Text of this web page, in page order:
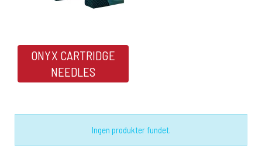
ONYX CARTRIDGE
NEEDLES
Ingen produkter fundet.